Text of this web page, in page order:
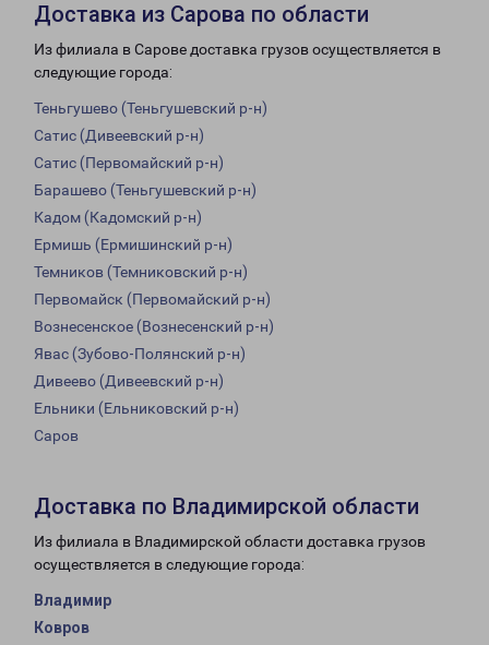
Доставка из Сарова по области
Из филиала в Сарове доставка грузов осуществляется в
следующие города:
Теньгушево (Теньгушевский р-н)
Сатис (Дивеевский р-н)
Сатис (Первомайский р-н)
Барашево (Теньгушевский р-н)
Кадом (Кадомский р-н)
Ермишь (Ермишинский р-н)
Темников (Темниковский р-н)
Первомайск (Первомайский р-н)
Вознесенское (Вознесенский р-н)
Явас (Зубово-Полянский р-н)
Дивеево (Дивеевский р-н)
Ельники (Ельниковский р-н)
Саров
Доставка по Владимирской области
Из филиала в Владимирской области доставка грузов
осуществляется в следующие города:
Владимир
Ковров